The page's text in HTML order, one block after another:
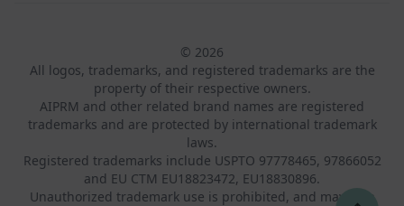
© 2026
All logos, trademarks, and registered trademarks are the
property of their respective owners.
AIPRM and other related brand names are registered
trademarks and are protected by international trademark
laws.
Registered trademarks include USPTO 97778465, 97866052
and EU CTM EU18823472, EU18830896.
Unauthorized trademark use is prohibited, and may be a